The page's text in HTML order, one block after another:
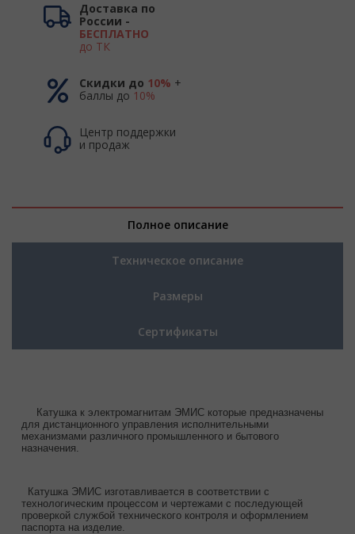
Доставка по
России -
БЕСПЛАТНО
до ТК
Скидки до 10% +
баллы до 10%
Центр поддержки
и продаж
Полное описание
Техническое описание
Размеры
Сертификаты
Катушка к электромагнитам ЭМИС которые предназначены
для дистанционного управления исполнительными
механизмами различного промышленного и бытового
назначения.
Катушка ЭМИС изготавливается в соответствии с
технологическим процессом и чертежами с последующей
проверкой службой технического контроля и оформлением
паспорта на изделие.